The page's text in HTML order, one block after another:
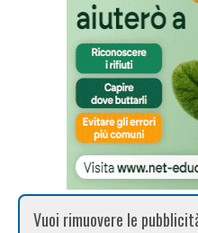
Vuoi rimuovere le